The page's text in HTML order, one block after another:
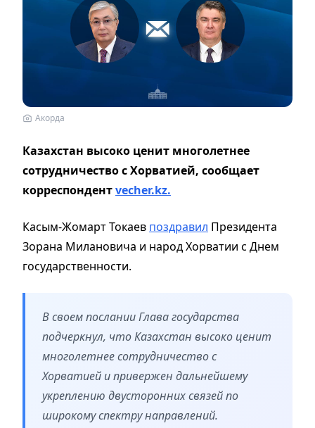
Акорда
Казахстан высоко ценит многолетнее
сотрудничество с Хорватией, сообщает
корреспондентvecher.kz.
Касым-Жомарт Токаев поздравил Президента
Зорана Милановича и народ Хорватии с Днем
государственности.
В своем послании Глава государства
подчеркнул, что Казахстан высоко ценит
многолетнее сотрудничество с
Хорватией и привержен дальнейшему
укреплению двусторонних связей по
широкому спектру направлений.